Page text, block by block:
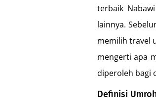
terbaik
lainnya.
memilih travel
mengerti apa
diperoleh bagi
Definisi